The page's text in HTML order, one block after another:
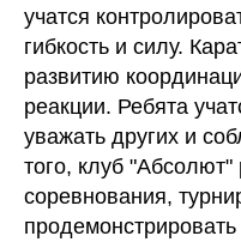
учатся
гибкость и силу.
развитию
реакции. Ребята
уважать других и
того, клуб
соревнования,